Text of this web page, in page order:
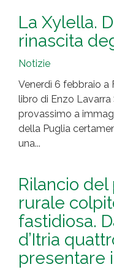
La Xylella.
rinascita
Notizie
Venerdì 6 febbraio a
libro di Enzo
provassimo a
della Puglia
una...
Rilancio
rurale
fastidiosa.
d’Itria
presentare